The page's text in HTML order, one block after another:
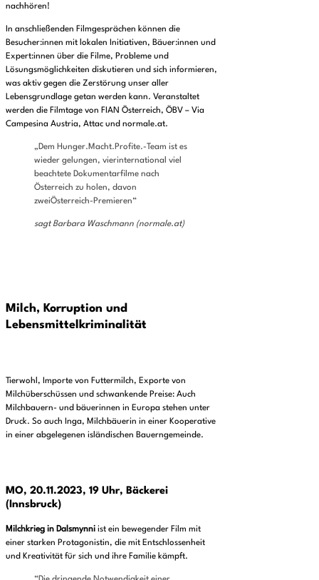
nachhören!
In anschließenden Filmgesprächen können die
Besucher:innen mit lokalen Initiativen, Bäuer:innen und
Expert:innen über die Filme, Probleme und
Lösungsmöglichkeiten diskutieren und sich informieren,
was aktiv gegen die Zerstörung unser aller
Lebensgrundlage getan werden kann. Veranstaltet
werden die Filmtage von FIAN Österreich, ÖBV – Via
Campesina Austria, Attac und normale.at.
„Dem Hunger.Macht.Profite.-Team ist es
wieder gelungen, vierinternational viel
beachtete Dokumentarfilme nach
Österreich zu holen, davon
zweiÖsterreich-Premieren“
sagt Barbara Waschmann (normale.at)
Milch, Korruption und
Lebensmittelkriminalität
Tierwohl, Importe von Futtermilch, Exporte von
Milchüberschüssen und schwankende Preise: Auch
Milchbauern- und bäuerinnen in Europa stehen unter
Druck. So auch Inga, Milchbäuerin in einer Kooperative
in einer abgelegenen isländischen Bauerngemeinde.
MO, 20.11.2023, 19 Uhr, Bäckerei
(Innsbruck)
Milchkrieg in Dalsmynni ist ein bewegender Film mit
einer starken Protagonistin, die mit Entschlossenheit
und Kreativität für sich und ihre Familie kämpft.